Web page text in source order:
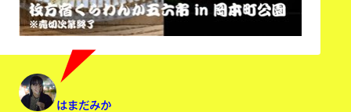
はまだみか